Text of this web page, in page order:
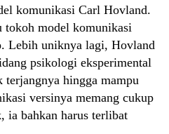
komunikasi Carl Hovland.
tokoh model komunikasi
Lebih uniknya lagi, Hovland
psikologi eksperimental
terjangnya hingga mampu
versinya memang cukup
ia bahkan harus terlibat